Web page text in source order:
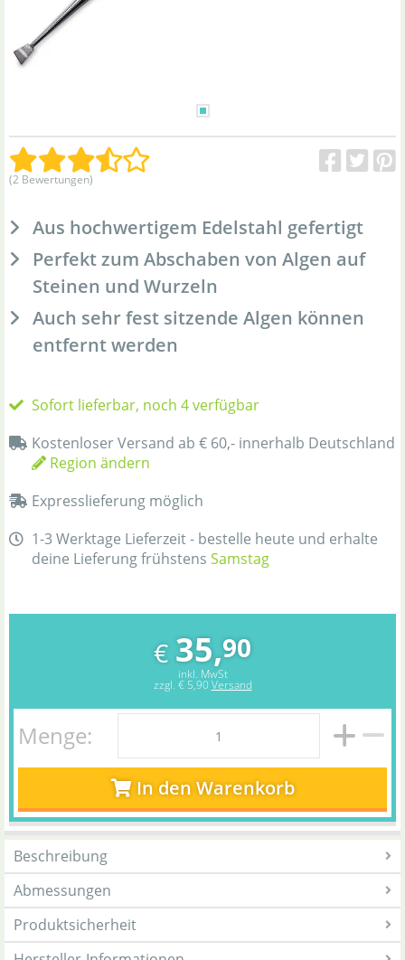
(2 Bewertungen)
Aus hochwertigem Edelstahl gefertigt
Perfekt zum Abschaben von Algen auf
Steinen und Wurzeln
Auch sehr fest sitzende Algen können
entfernt werden
Sofort lieferbar, noch 4 verfügbar
Kostenloser Versand ab € 60,- innerhalb Deutschland
Region ändern
Expresslieferung möglich
1-3 Werktage Lieferzeit - bestelle heute und erhalte
deine Lieferung frühstens Samstag
€ 35,90
inkl. MwSt
zzgl. € 5,90 Versand
Menge:
In den Warenkorb
Beschreibung
Abmessungen
Produktsicherheit